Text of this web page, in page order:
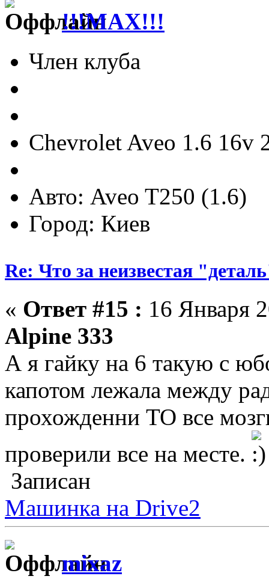
!!!MAX!!!
Член клуба
Chevrolet Aveo 1.6 16v
Авто: Aveo T250 (1.6)
Город: Киев
Re: Что за неизвестая
« Ответ #15 : 16 Января
Alpine 333
А я гайку на 6 такую с
капотом лежала между
прохожденни ТО все
проверили все на месте.
Записан
Машинка на Drive2
mixaz